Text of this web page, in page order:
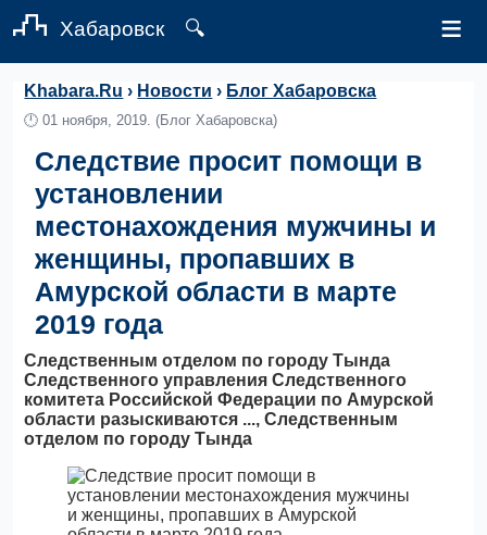
Хабаровск 🔍 ≡
Khabara.Ru › Новости › Блог Хабаровска
🕛01 ноября, 2019. (Блог Хабаровска)
Следствие просит помощи в
установлении
местонахождения мужчины и
женщины, пропавших в
Амурской области в марте
2019 года
Следственным отделом по городу Тында
Следственного управления Следственного
комитета Российской Федерации по Амурской
области разыскиваются ..., Следственным
отделом по городу Тында